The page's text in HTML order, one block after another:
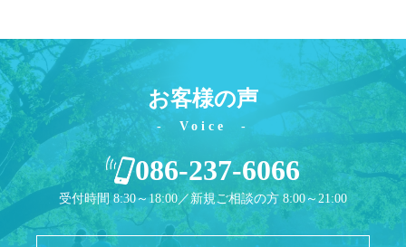
お客様の声
Voice
086-237-6066
受付時間 8:30～18:00／新規ご相談の方 8:00～21:00